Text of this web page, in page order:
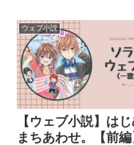
ウェブ小説
【ウェブ小説】は
まちあわせ。【前